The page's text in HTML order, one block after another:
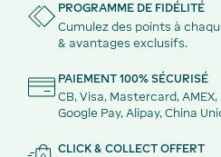
PROGRAMME DE FIDÉLITÉ
Cumulez des points à
& avantages exclusifs.
PAIEMENT 100% SÉCURISÉ
CB, Visa, Mastercard,
Google Pay, Alipay, China
CLICK & COLLECT OFFERT